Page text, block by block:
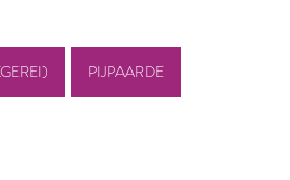
PIJPAARDE